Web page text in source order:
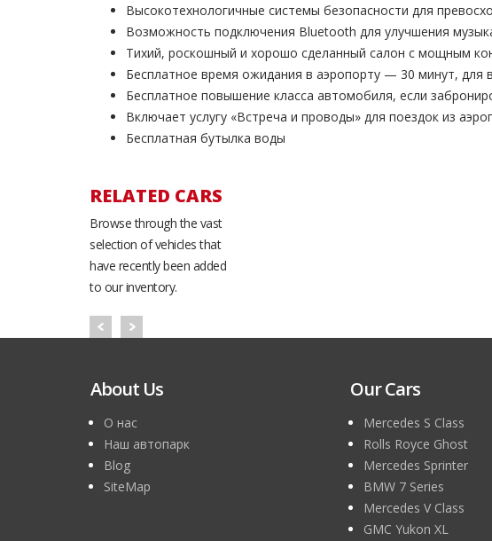
Высокотехнологичные системы безопасности для
Возможность подключения Bluetooth для улучшения
Тихий, роскошный и хорошо сделанный салон с мощным
Бесплатное время ожидания в аэропорту — 30 минут, для
Бесплатное повышение класса автомобиля, если
Включает услугу «Встреча и проводы» для поездок из
Бесплатная бутылка воды
RELATED CARS
Browse through the vast
selection of vehicles that
have recently been added
to our inventory.
About Us
О нас
Наш автопарк
Blog
SiteMap
Our Cars
Mercedes S Class
Rolls Royce Ghost
Mercedes Sprinter
BMW 7 Series
Mercedes V Class
GMC Yukon XL